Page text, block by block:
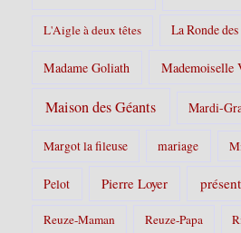
L'Aigle à deux têtes La Ronde
Madame Goliath Mademoiselle
Maison des Géants Mardi-
Margot la fileuse mariage
Pelot Pierre Loyer
Reuze-Maman Reuze-Papa